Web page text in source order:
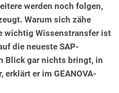
werden noch folgen,
Warum sich zähe
wichtig Wissenstransfer ist
die neueste SAP-
Blick gar nichts bringt, in
er im GEANOVA-